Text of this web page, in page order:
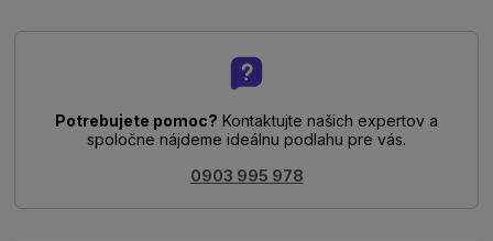
Potrebujete pomoc? Kontaktujte našich expertov a
spoločne nájdeme ideálnu podlahu pre vás.
0903 995 978